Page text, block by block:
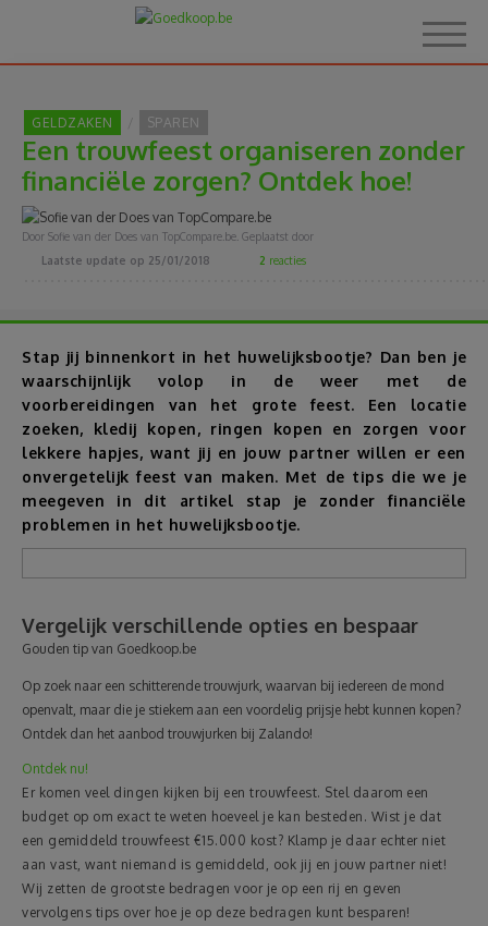
Home
Over Goedkoop.be
Korting
Thema's
Reviews
Reizen
Thuis
Elektronica
Eten & Drinken
Mode & Verzorging
Korting
GELDZAKEN SPAREN
Een trouwfeest organiseren zonder
financiële zorgen? Ontdek hoe!
Door Sofie van der Does van TopCompare.be. Geplaatst door
Laatste update op 25/01/2018 2 reacties
Stap jij binnenkort in het huwelijksbootje? Dan ben je
waarschijnlijk volop in de weer met de
voorbereidingen van het grote feest. Een locatie
zoeken, kledij kopen, ringen kopen en zorgen voor
lekkere hapjes, want jij en jouw partner willen er een
onvergetelijk feest van maken. Met de tips die we je
meegeven in dit artikel stap je zonder financiële
problemen in het huwelijksbootje.
Vergelijk verschillende opties en bespaar
Gouden tip van Goedkoop.be
Op zoek naar een schitterende trouwjurk, waarvan bij iedereen de mond
openvalt, maar die je stiekem aan een voordelig prijsje hebt kunnen kopen?
Ontdek dan het aanbod trouwjurken bij Zalando!
Ontdek nu!
Er komen veel dingen kijken bij een trouwfeest. Stel daarom een
budget op om exact te weten hoeveel je kan besteden. Wist je dat
een gemiddeld trouwfeest €15.000 kost? Klamp je daar echter niet
aan vast, want niemand is gemiddeld, ook jij en jouw partner niet!
Wij zetten de grootste bedragen voor je op een rij en geven
vervolgens tips over hoe je op deze bedragen kunt besparen!